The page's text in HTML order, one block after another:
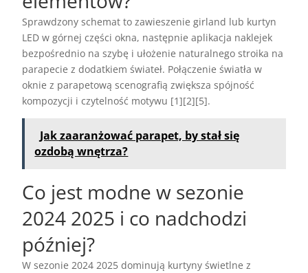
Sprawdzony schemat to zawieszenie girland lub kurtyn
LED w górnej części okna, następnie aplikacja naklejek
bezpośrednio na szybę i ułożenie naturalnego stroika na
parapecie z dodatkiem świateł. Połączenie światła w
oknie z parapetową scenografią zwiększa spójność
kompozycji i czytelność motywu [1][2][5].
Jak zaaranżować parapet, by stał się
ozdobą wnętrza?
Co jest modne w sezonie
2024 2025 i co nadchodzi
później?
W sezonie 2024 2025 dominują kurtyny świetlne z